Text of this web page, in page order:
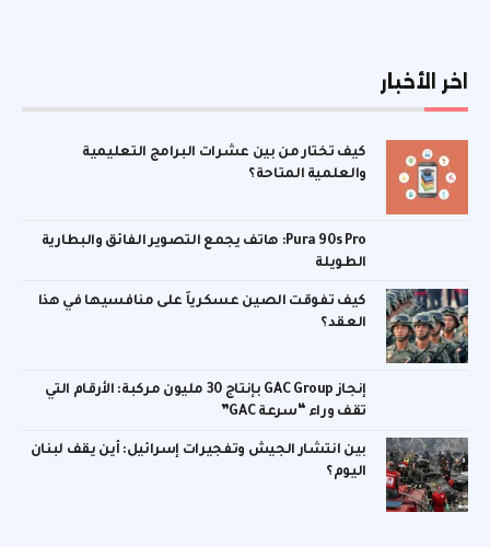
اخر الأخبار
كيف تختار من بين عشرات البرامج التعليمية
والعلمية المتاحة؟
Pura 90s Pro: هاتف يجمع التصوير الفائق والبطارية
الطويلة
كيف تفوقت الصين عسكرياً على منافسيها في هذا
العقد؟
إنجاز GAC Group بإنتاج 30 مليون مركبة: الأرقام التي
تقف وراء “سرعة GAC”
بين انتشار الجيش وتفجيرات إسرائيل: أين يقف لبنان
اليوم؟